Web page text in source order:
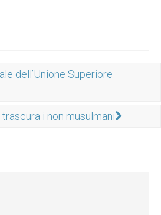
dell’Unione Superiore
i non musulmani